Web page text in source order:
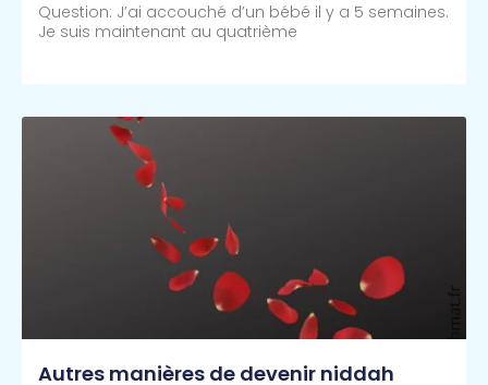
Question: J’ai accouché d’un bébé il y a 5 semaines.
Je suis maintenant au quatrième
Autres manières de devenir niddah